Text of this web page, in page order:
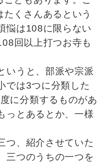
くさんあるという
悩は108に限らない
回以上打つお寺も
いうと、部派や宗派
では3つに分類した
に分類するものがあ
っとあるとか、一様
つ、紹介させていた
三つのうちの一つを